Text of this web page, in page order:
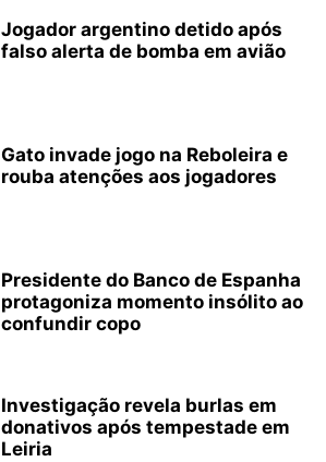
Jogador argentino detido após
falso alerta de bomba em avião
Gato invade jogo na Reboleira e
rouba atenções aos jogadores
Presidente do Banco de Espanha
protagoniza momento insólito ao
confundir copo
Investigação revela burlas em
donativos após tempestade em
Leiria